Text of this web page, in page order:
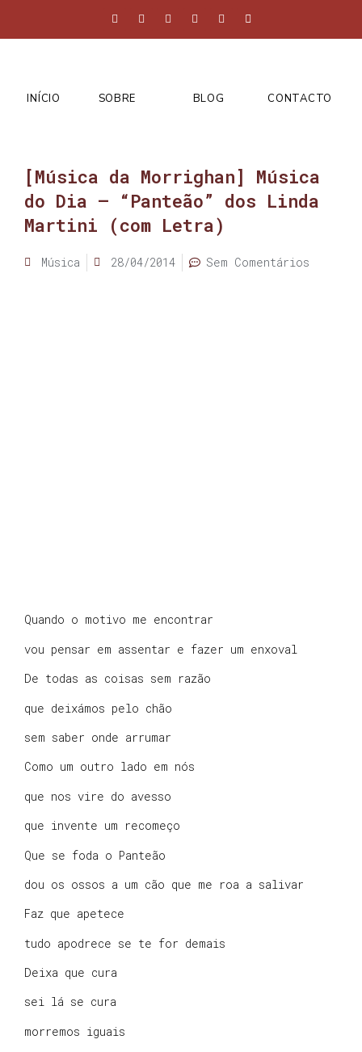
INÍCIO SOBRE BLOG CONTACTO
[Música da Morrighan] Música
do Dia – “Panteão” dos Linda
Martini (com Letra)
Música 28/04/2014 Sem Comentários
Quando o motivo me encontrar
vou pensar em assentar e fazer um enxoval
De todas as coisas sem razão
que deixámos pelo chão
sem saber onde arrumar
Como um outro lado em nós
que nos vire do avesso
que invente um recomeço
Que se foda o Panteão
dou os ossos a um cão que me roa a salivar
Faz que apetece
tudo apodrece se te for demais
Deixa que cura
sei lá se cura
morremos iguais